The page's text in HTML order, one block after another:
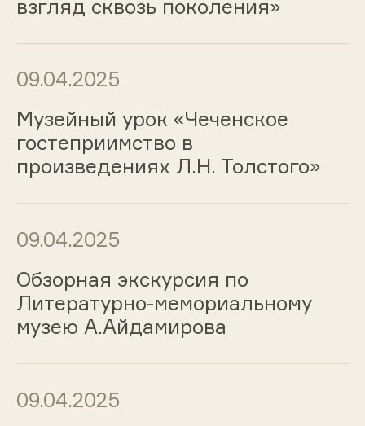
взгляд сквозь поколения»
09.04.2025
Музейный урок «Чеченское
гостеприимство в
произведениях Л.Н. Толстого»
09.04.2025
Обзорная экскурсия по
Литературно-мемориальному
музею А.Айдамирова
09.04.2025